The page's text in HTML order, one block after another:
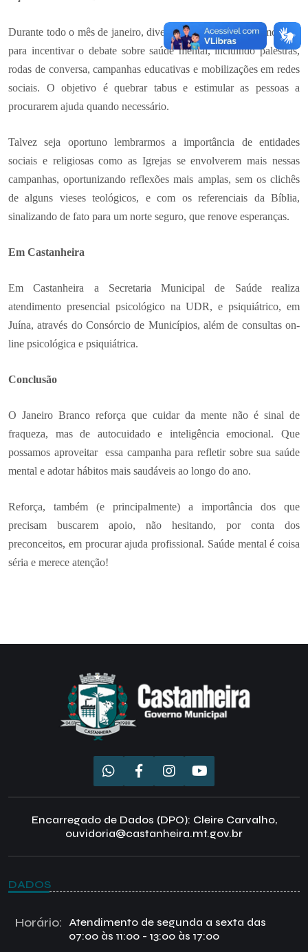
Durante todo o mês de janeiro, diversas iniciativas são promovidas
para incentivar o debate sobre saúde mental, incluindo palestras,
rodas de conversa, campanhas educativas e mobilizações em redes
sociais. O objetivo é quebrar tabus e estimular as pessoas a
procurarem ajuda quando necessário.
Talvez seja oportuno lembrarmos a importância de entidades
sociais e religiosas como as Igrejas se envolverem mais nessas
campanhas, oportunizando reflexões mais amplas, sem os clichês
de alguns vieses teológicos, e com os referenciais da Bíblia,
sinalizando de fato para um norte seguro, que renove esperanças.
Em Castanheira
Em Castanheira a Secretaria Municipal de Saúde realiza
atendimento presencial psicológico na UDR, e psiquiátrico, em
Juína, através do Consórcio de Municípios, além de consultas on-
line psicológica e psiquiátrica.
Conclusão
O Janeiro Branco reforça que cuidar da mente não é sinal de
fraqueza, mas de autocuidado e inteligência emocional. Que
possamos aproveitar essa campanha para refletir sobre sua saúde
mental e adotar hábitos mais saudáveis ao longo do ano.
Reforça, também (e principalmente) a importância dos que
precisam buscarem apoio, não hesitando, por conta dos
preconceitos, em procurar ajuda profissional. Saúde mental é coisa
séria e merece atenção!
Encarregado de Dados (DPO): Cleire Carvalho,
ouvidoria@castanheira.mt.gov.br
DADOS
Horário:
Atendimento de segunda a sexta das
07:00 às 11:00 - 13:00 às 17:00